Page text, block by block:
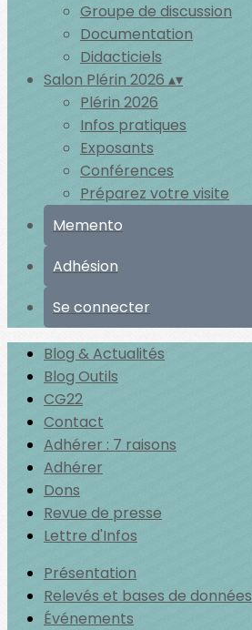
Groupe de discussion
Documentation
Didacticiels
Salon Plérin 2026 ▴▾
Plérin 2026
Infos pratiques
Exposants
Conférences
Préparez votre visite
Memento
Adhésion
Se connecter
Blog & Actualités
Blog Outils
CG22
Contact
Adhérer : 7 raisons
Adhérer
Dons
Revue de presse
Lettre d'Infos
Présentation
Relevés et bases de données
Événements